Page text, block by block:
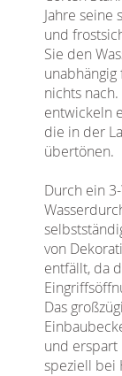
Jahre seine
und
Sie den
nichts
entwickeln
die in der
übertönen.
Durch ein
von
entfällt, da
Das
und erspart
speziell bei